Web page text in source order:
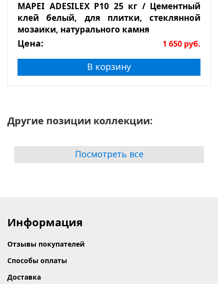
MAPEI ADESILEX P10 25 кг / Цементный
клей белый, для плитки, стеклянной
мозаики, натурального камня
Цена: 1 650 руб.
В корзину
Другие позиции коллекции:
Посмотреть все
Информация
Отзывы покупателей
Способы оплаты
Доставка